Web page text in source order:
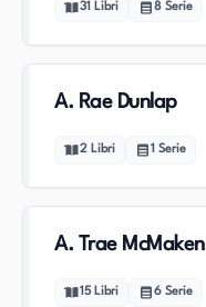
31 Libri 8 Serie
A. Rae Dunlap
2 Libri 1 Serie
A. Trae McMaken
15 Libri 6 Serie